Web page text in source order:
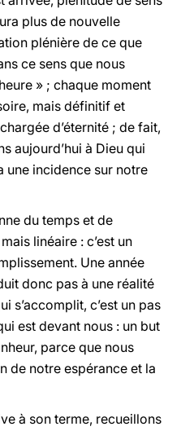
plus de nouvelle
plénière de ce que
ce sens que nous
» ; chaque moment
mais définitif et
d’éternité ; de fait,
aujourd’hui à Dieu qui
une incidence sur notre
du temps et de
linéaire : c’est un
Une année
donc pas à une réalité
s’accomplit, c’est un pas
est devant nous : un but
parce que nous
de notre espérance et la
à son terme, recueillons